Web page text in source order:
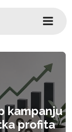
kampanju
profita